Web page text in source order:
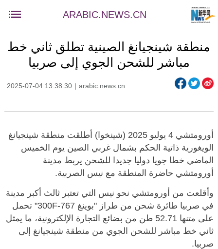
ARABIC.NEWS.CN
منطقة شينجيانغ الصينية تطلق ثاني خط
مباشر للشحن الجوي إلى صربيا
2025-07-04 13:38:30 | arabic.news.cn
أورومتشي 4 يوليو 2025 (شينخوا) أطلقت منطقة شينجيانغ
الويغورية ذاتية الحكم بشمال غربي الصين يوم الخميس
الماضي خطا جويا دوليا جديدا للشحن يربط مدينة
أورومتشي حاضرة المنطقة مع نيس الصربية.
وأقلعت من أورومتشي نحو نيس التي تعتبر ثالث أكبر مدينة
في صربيا طائرة شحن من طراز "بوينغ 767-300F" تحمل
على متنها 52.71 طن من بضائع التجارة الإلكترونية، ما يمثل
ثاني خط مباشر للشحن الجوي من منطقة شينجيانغ إلى
صربيا.